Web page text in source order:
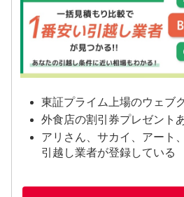
東証プライム上場のウェブ
外食店の割引券プレゼント
アリさん、サカイ、アート
引越し業者が登録している